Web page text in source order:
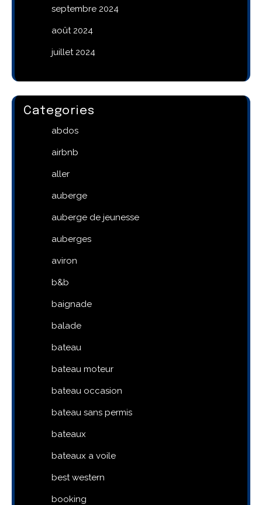
septembre 2024
août 2024
juillet 2024
Categories
abdos
airbnb
aller
auberge
auberge de jeunesse
auberges
aviron
b&b
baignade
balade
bateau
bateau moteur
bateau occasion
bateau sans permis
bateaux
bateaux a voile
best western
booking